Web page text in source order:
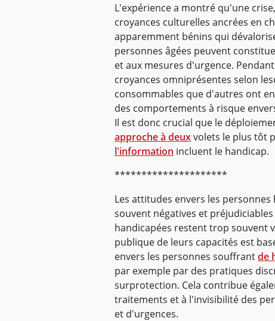
L'expérience a montré qu'une
croyances culturelles ancrées en
apparemment bénins qui
personnes âgées peuvent
et aux mesures d'urgence.
croyances omniprésentes selon
consommables que d'autres ont
des comportements à risque
Il est donc crucial que le
approche à deuxvolets le plus tôt
l'information incluent le handicap.
*********************
Les attitudes envers les
souvent négatives et
handicapées restent trop souvent
publique de leurs capacités est
envers les personnes souffrantde
par exemple par des pratiques
surprotection. Cela contribue
traitements et à l'invisibilité des
et d'urgences.